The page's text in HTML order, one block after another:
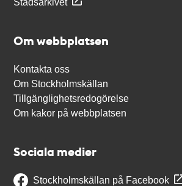
Stadsarkivet
Om webbplatsen
Kontakta oss
Om Stockholmskällan
Tillgänglighetsredogörelse
Om kakor på webbplatsen
Sociala medier
Stockholmskällan på Facebook